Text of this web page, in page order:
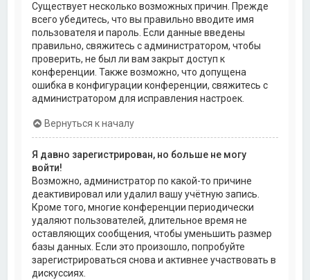
Существует несколько возможных причин. Прежде
всего убедитесь, что вы правильно вводите имя
пользователя и пароль. Если данные введены
правильно, свяжитесь с администратором, чтобы
проверить, не был ли вам закрыт доступ к
конференции. Также возможно, что допущена
ошибка в конфигурации конференции, свяжитесь с
администратором для исправления настроек.
Вернуться к началу
Я давно зарегистрирован, но больше не могу
войти!
Возможно, администратор по какой-то причине
деактивировал или удалил вашу учётную запись.
Кроме того, многие конференции периодически
удаляют пользователей, длительное время не
оставляющих сообщения, чтобы уменьшить размер
базы данных. Если это произошло, попробуйте
зарегистрироваться снова и активнее участвовать в
дискуссиях.